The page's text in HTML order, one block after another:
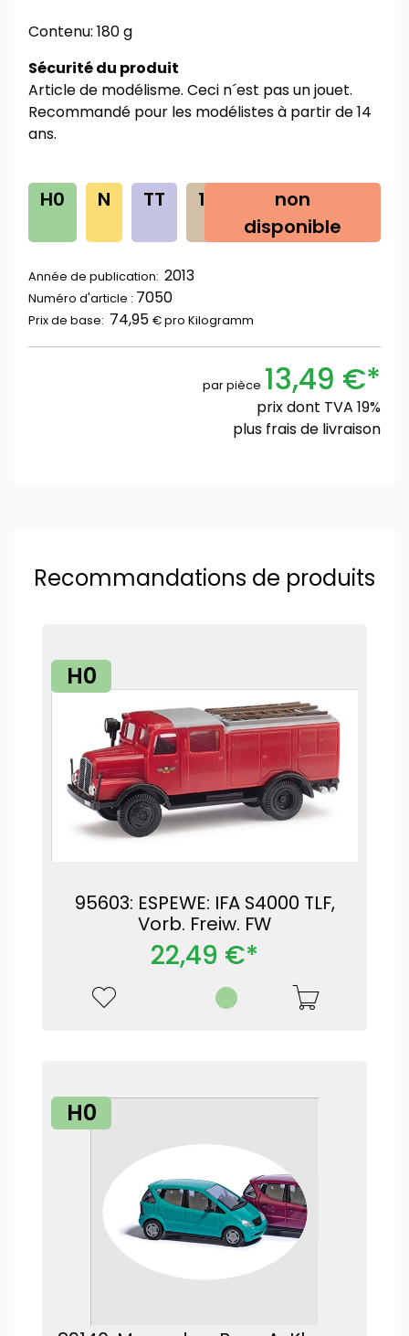
Contenu: 180 g
Sécurité du produit
Article de modélisme. Ceci n´est pas un jouet.
Recommandé pour les modélistes à partir de 14
ans.
H0 N TT 1G Z
non
disponible
Année de publication: 2013
Numéro d'article : 7050
Prix ​​de base: 74,95 € pro Kilogramm
par pièce 13,49 €*
prix dont TVA 19%
plus frais de livraison
Recommandations de produits
H0
95603: ESPEWE: IFA S4000 TLF,
Vorb. Freiw. FW
22,49 €*
H0